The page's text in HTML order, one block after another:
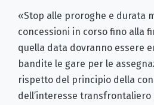
«Stop alle proroghe e durata
concessioni in corso fino alla
quella data dovranno essere
bandite le gare per le
rispetto del principio della
dell’interesse